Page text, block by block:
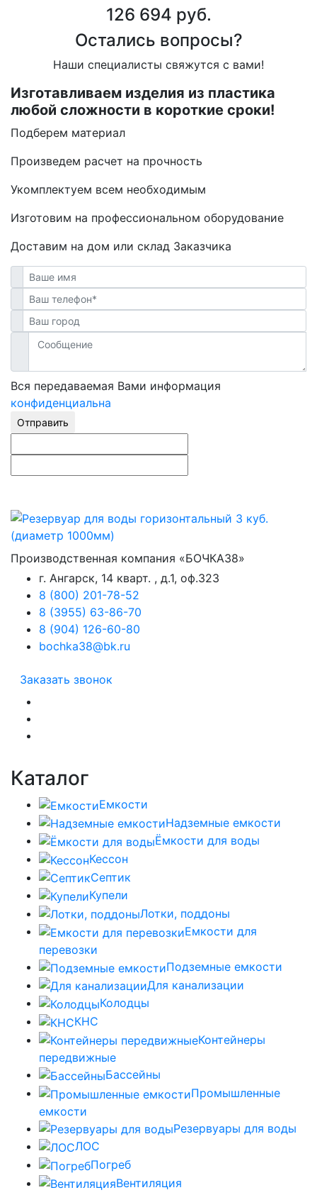
126 694 руб.
Остались вопросы?
Наши специалисты свяжутся с вами!
Изготавливаем изделия из пластика
любой сложности в короткие сроки!
Подберем материал
Произведем расчет на прочность
Укомплектуем всем необходимым
Изготовим на профессиональном оборудование
Доставим на дом или склад Заказчика
Вся передаваемая Вами информация
конфиденциальна
Отправить
Производственная компания «БОЧКА38»
г. Ангарск, 14 кварт. , д.1, оф.323
8 (800) 201-78-52
8 (3955) 63-86-70
8 (904) 126-60-80
bochka38@bk.ru
Заказать звонок
Каталог
Емкости
Надземные емкости
Ёмкости для воды
Кессон
Септик
Купели
Лотки, поддоны
Емкости для
перевозки
Подземные емкости
Для канализации
Колодцы
КНС
Контейнеры
передвижные
Бассейны
Промышленные
емкости
Резервуары для воды
ЛОС
Погреб
Вентиляция